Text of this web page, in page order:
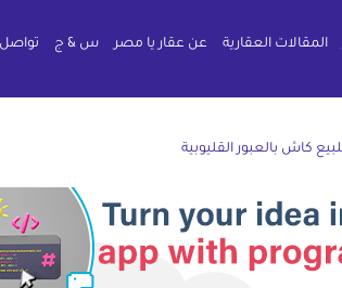
المقالات العقارية عن عقار يا مصر س & ج